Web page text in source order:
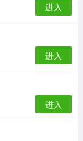
进入
进入
进入